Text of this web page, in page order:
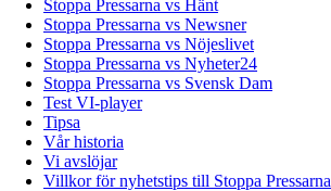
Stoppa Pressarna vs Hänt
Stoppa Pressarna vs Newsner
Stoppa Pressarna vs Nöjeslivet
Stoppa Pressarna vs Nyheter24
Stoppa Pressarna vs Svensk Dam
Test VI-player
Tipsa
Vår historia
Vi avslöjar
Villkor för nyhetstips till Stoppa Pressarna